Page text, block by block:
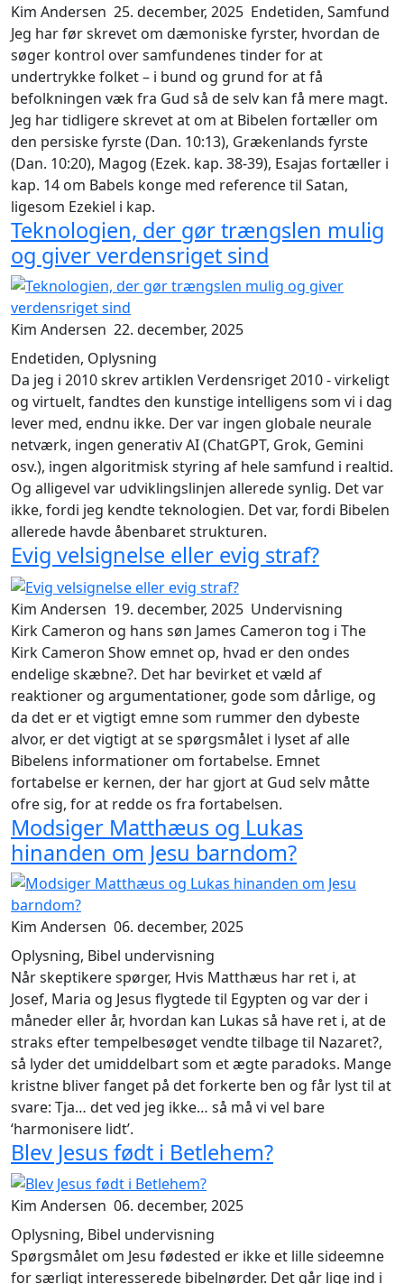
Kim Andersen 25. december, 2025 Endetiden, Samfund
Jeg har før skrevet om dæmoniske fyrster, hvordan de
søger kontrol over samfundenes tinder for at
undertrykke folket – i bund og grund for at få
befolkningen væk fra Gud så de selv kan få mere magt.
Jeg har tidligere skrevet at om at Bibelen fortæller om
den persiske fyrste (Dan. 10:13), Grækenlands fyrste
(Dan. 10:20), Magog (Ezek. kap. 38-39), Esajas fortæller i
kap. 14 om Babels konge med reference til Satan,
ligesom Ezekiel i kap.
Teknologien, der gør trængslen mulig
og giver verdensriget sind
Kim Andersen 22. december, 2025
Endetiden, Oplysning
Da jeg i 2010 skrev artiklen Verdensriget 2010 - virkeligt
og virtuelt, fandtes den kunstige intelligens som vi i dag
lever med, endnu ikke. Der var ingen globale neurale
netværk, ingen generativ AI (ChatGPT, Grok, Gemini
osv.), ingen algoritmisk styring af hele samfund i realtid.
Og alligevel var udviklingslinjen allerede synlig. Det var
ikke, fordi jeg kendte teknologien. Det var, fordi Bibelen
allerede havde åbenbaret strukturen.
Evig velsignelse eller evig straf?
Kim Andersen 19. december, 2025 Undervisning
Kirk Cameron og hans søn James Cameron tog i The
Kirk Cameron Show emnet op, hvad er den ondes
endelige skæbne?. Det har bevirket et væld af
reaktioner og argumentationer, gode som dårlige, og
da det er et vigtigt emne som rummer den dybeste
alvor, er det vigtigt at se spørgsmålet i lyset af alle
Bibelens informationer om fortabelse. Emnet
fortabelse er kernen, der har gjort at Gud selv måtte
ofre sig, for at redde os fra fortabelsen.
Modsiger Matthæus og Lukas
hinanden om Jesu barndom?
Kim Andersen 06. december, 2025
Oplysning, Bibel undervisning
Når skeptikere spørger, Hvis Matthæus har ret i, at
Josef, Maria og Jesus flygtede til Egypten og var der i
måneder eller år, hvordan kan Lukas så have ret i, at de
straks efter tempelbesøget vendte tilbage til Nazaret?,
så lyder det umiddelbart som et ægte paradoks. Mange
kristne bliver fanget på det forkerte ben og får lyst til at
svare: Tja… det ved jeg ikke… så må vi vel bare
‘harmonisere lidt’.
Blev Jesus født i Betlehem?
Kim Andersen 06. december, 2025
Oplysning, Bibel undervisning
Spørgsmålet om Jesu fødested er ikke et lille sideemne
for særligt interesserede bibelnørder. Det går lige ind i